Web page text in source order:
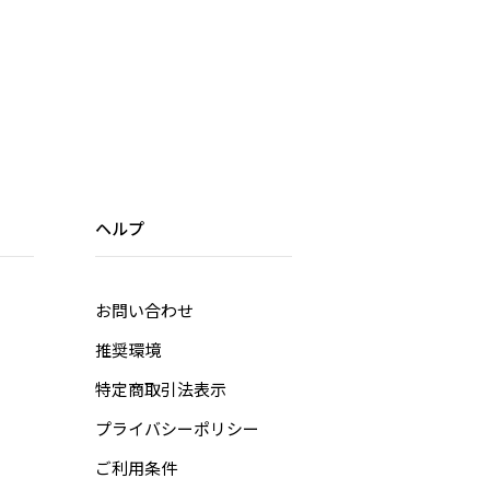
ヘルプ
お問い合わせ
推奨環境
特定商取引法表示
プライバシーポリシー
ご利用条件